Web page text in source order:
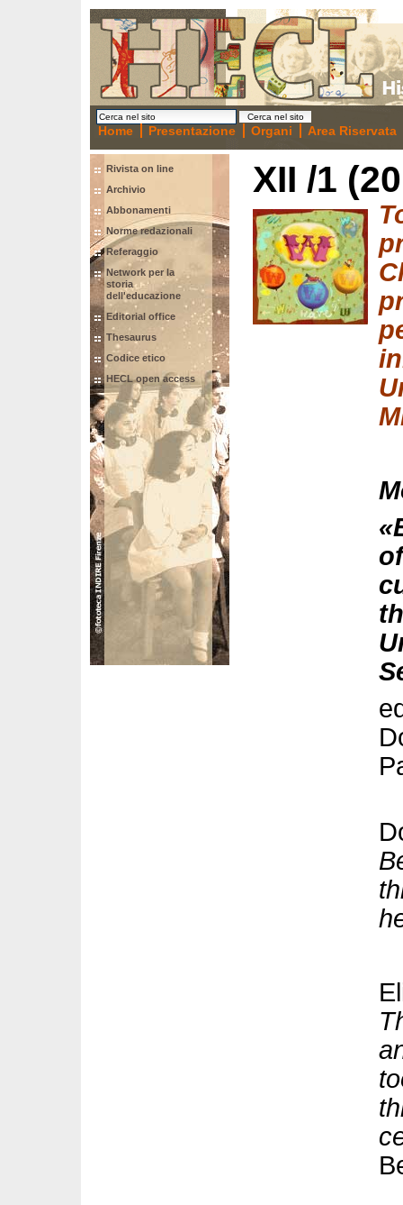
Home Presentazione Organi Area Riservata
Rivista on line
Archivio
Abbonamenti
Norme redazionali
Referaggio
Network per la
storia
dell'educazione
Editorial office
Thesaurus
Codice etico
HECL open access
XII /1